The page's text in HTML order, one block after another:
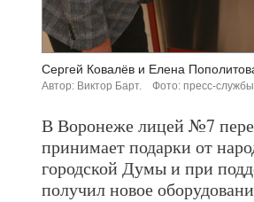
Сергей Ковалёв и Елена
Автор: Виктор Барт. Фото: пресс-
В Воронеже лицей №7
принимает подарки от
городской Думы и при
получил новое